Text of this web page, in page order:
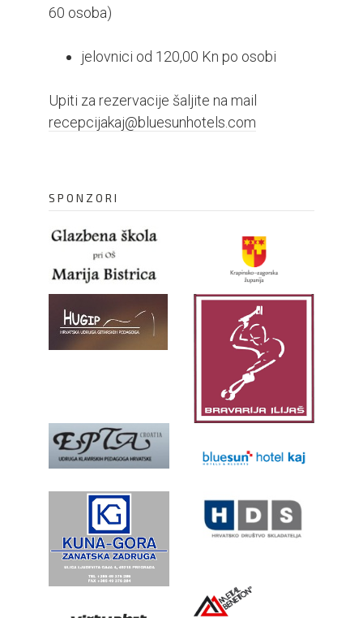
60 osoba)
jelovnici od 120,00 Kn po osobi
Upiti za rezervacije šaljite na mail
recepcijakaj@bluesunhotels.com
SPONZORI